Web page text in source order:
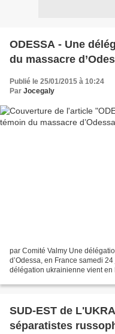
ODESSA - Une
du massacre
Publié le 25/01/2015 à 10:24
Par Jocegaly
par Comité Valmy Une
d’Odessa, en France samedi
délégation ukrainienne vient en
SUD-EST de
séparatistes